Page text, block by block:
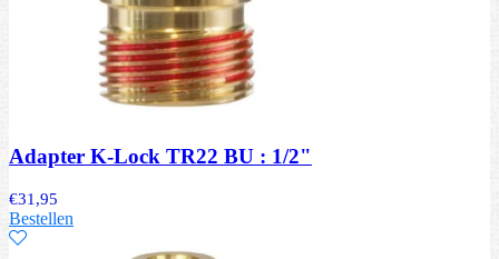
Adapter K-Lock TR22 BU : 1/2"
€31,95
Bestellen